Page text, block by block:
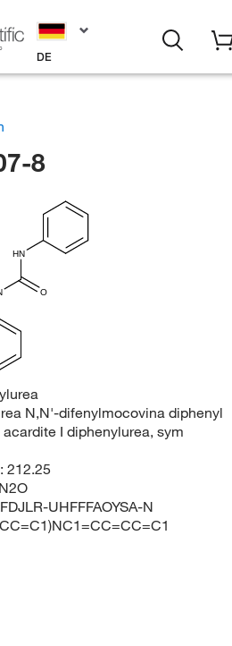
DE
8
O
HN
N,N'-difenylmocovina diphenyl
I diphenylurea, sym
212.25
UHFFFAOYSA-N